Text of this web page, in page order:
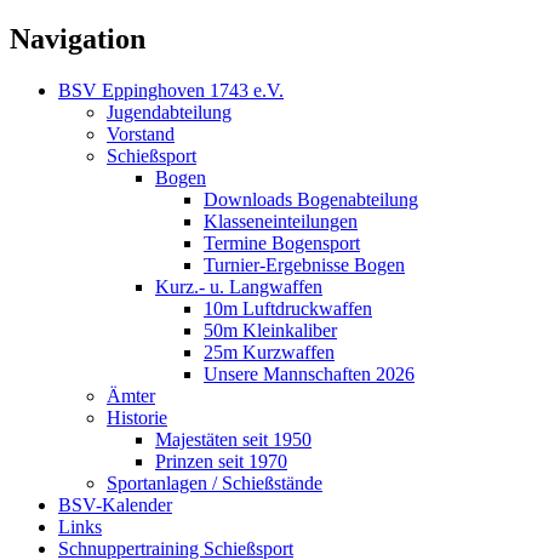
Navigation
BSV Eppinghoven 1743 e.V.
Jugendabteilung
Vorstand
Schießsport
Bogen
Downloads Bogenabteilung
Klasseneinteilungen
Termine Bogensport
Turnier-Ergebnisse Bogen
Kurz.- u. Langwaffen
10m Luftdruckwaffen
50m Kleinkaliber
25m Kurzwaffen
Unsere Mannschaften 2026
Ämter
Historie
Majestäten seit 1950
Prinzen seit 1970
Sportanlagen / Schießstände
BSV-Kalender
Links
Schnuppertraining Schießsport